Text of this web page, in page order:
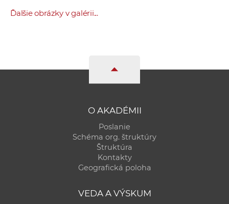
Ďalšie obrázky v galérii...
O AKADÉMII
Poslanie
Schéma org. štruktúry
Štruktúra
Kontakty
Geografická poloha
VEDA A VÝSKUM